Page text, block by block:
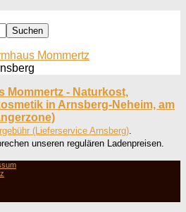
Suchen
Mommertz - Naturkost,
in Arnsberg-Neheim, am
(Lieferservice Arnsberg)
unseren regulären Ladenpreisen.